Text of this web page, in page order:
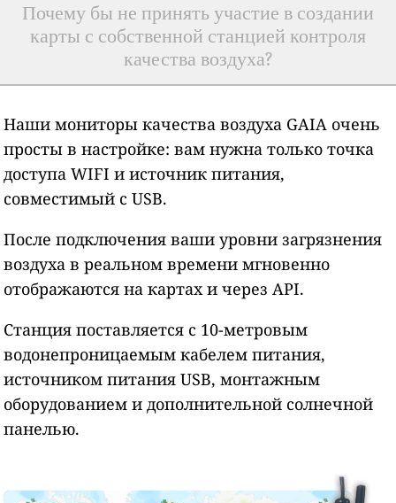
Почему бы не принять участие в создании
карты с собственной станцией контроля
качества воздуха?
Наши мониторы качества воздуха GAIA очень
просты в настройке: вам нужна только точка
доступа WIFI и источник питания,
совместимый с USB.
После подключения ваши уровни загрязнения
воздуха в реальном времени мгновенно
отображаются на картах и через API.
Станция поставляется с 10-метровым
водонепроницаемым кабелем питания,
источником питания USB, монтажным
оборудованием и дополнительной солнечной
панелью.